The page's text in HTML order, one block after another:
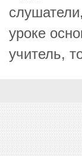
уроке
учитель,